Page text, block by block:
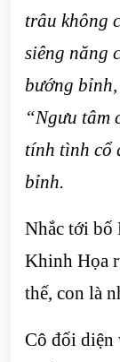
trâu không
siêng năng
bướng
“Ngưu tâm
tính tình cổ
bỉnh.
Nhắc tới bố
Khinh Họa
thế, con là
Cô đối diện